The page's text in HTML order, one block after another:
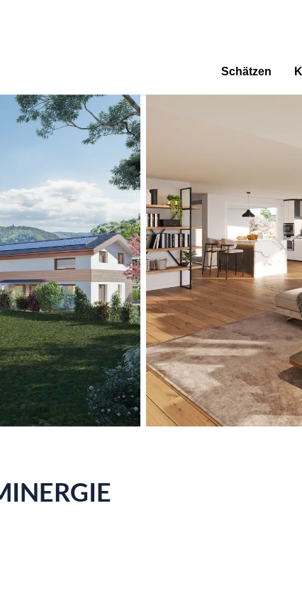
Schätzen